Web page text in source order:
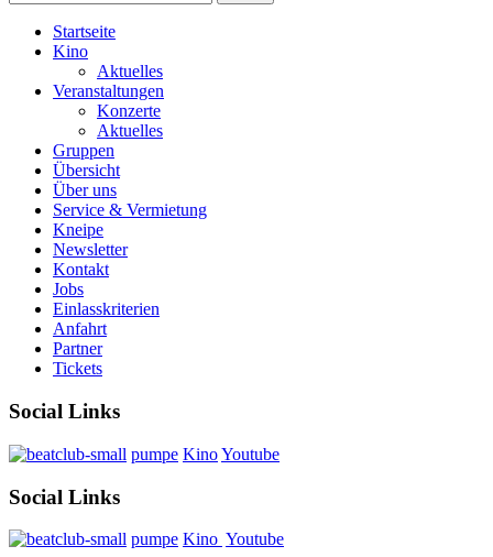
Startseite
Kino
Aktuelles
Veranstaltungen
Konzerte
Aktuelles
Gruppen
Übersicht
Über uns
Service & Vermietung
Kneipe
Newsletter
Kontakt
Jobs
Einlasskriterien
Anfahrt
Partner
Tickets
Social Links
pumpe KinoYoutube
Social Links
pumpe Kino Youtube